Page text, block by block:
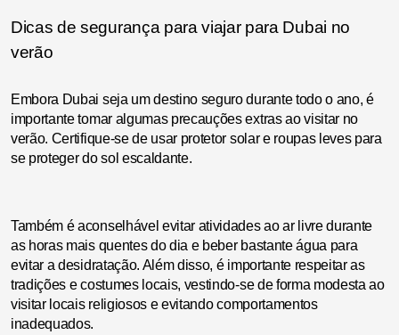
Dicas de segurança para viajar para Dubai no
verão
Embora Dubai seja um destino seguro durante todo o ano, é
importante tomar algumas precauções extras ao visitar no
verão. Certifique-se de usar protetor solar e roupas leves para
se proteger do sol escaldante.
Também é aconselhável evitar atividades ao ar livre durante
as horas mais quentes do dia e beber bastante água para
evitar a desidratação. Além disso, é importante respeitar as
tradições e costumes locais, vestindo-se de forma modesta ao
visitar locais religiosos e evitando comportamentos
inadequados.